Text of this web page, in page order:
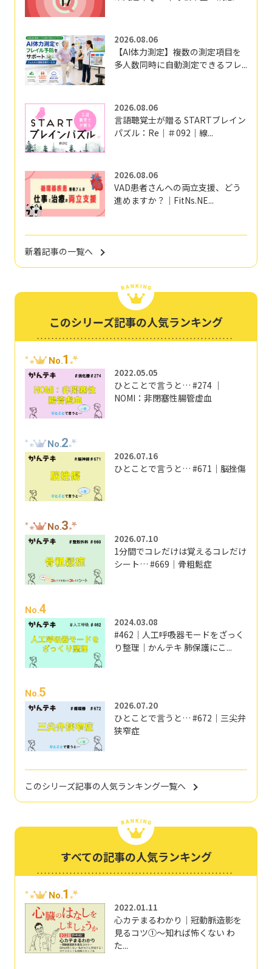
2026.08.06
【AI体力測定】複数の測定項目を
多人数同時に自動測定できるフレ...
2026.08.06
言語聴覚士が贈る STARTブレイン
パズル：Re｜＃092｜線...
2026.08.06
VAD患者さんへの両立支援、どう
進めますか？｜FitNs.NE...
新着記事の一覧へ
このシリーズ記事の人気ランキング
No.1
2022.05.05
ひとことで言うと… #274 ｜
NOMI：非閉塞性腸管虚血
No.2
2026.07.16
ひとことで言うと… #671｜脳挫傷
No.3
2026.07.10
1分間でコレだけは覚えるコレだけ
シート… #669｜骨粗鬆症
No.4
2024.03.08
#462｜人工呼吸器モードをざっく
り整理｜かんテキ 肺保護にこ...
No.5
2026.07.20
ひとことで言うと… #672｜三尖弁
狭窄症
このシリーズ記事の人気ランキング一覧へ
すべての記事の人気ランキング
No.1
2022.01.11
心カテまるわかり｜冠動脈造影を
見るコツ①～知れば怖くない わ
た...